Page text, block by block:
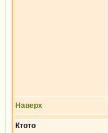
Наверх
Ктото